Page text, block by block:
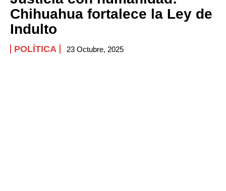
Chihuahua fortalece la Ley de
Indulto
POLÍTICA 23 Octubre, 2025